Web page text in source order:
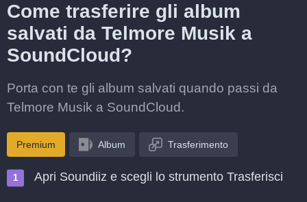
Come trasferire gli album
salvati da Telmore Musik a
SoundCloud?
Porta con te gli album salvati quando passi da
Telmore Musik a SoundCloud.
Premium Album Trasferimento
Apri Soundiiz e scegli lo strumento Trasferisci